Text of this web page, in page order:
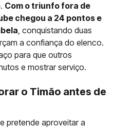
Com o triunfo fora de
chegou a 24 pontos e
, conquistando duas
a confiança do elenco.
para que outros
e mostrar serviço.
o Timão antes de
pretende aproveitar a